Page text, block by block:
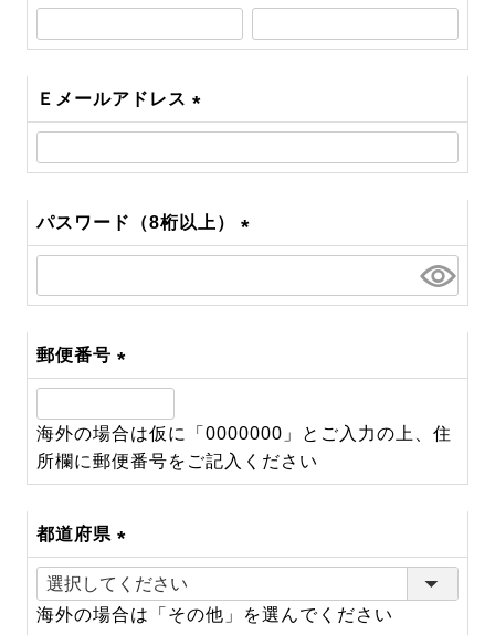
(必
須)
Ｅメールアドレス
(必
須)
パスワード（8桁以上）
(必
郵便番号
(必
須)
海外の場合は仮に「0000000」とご入力の上、住
所欄に郵便番号をご記入ください
都道府県
(必
須)
海外の場合は「その他」を選んでください